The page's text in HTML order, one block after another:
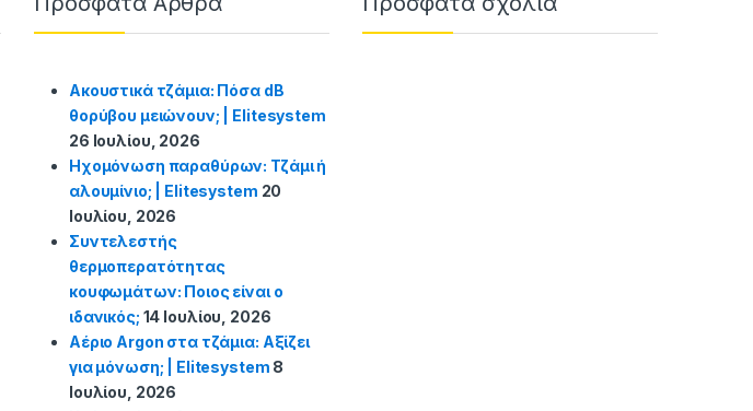
Ακουστικά τζάμια: Πόσα dB
θορύβου μειώνουν; | Elitesystem
26 Ιουλίου, 2026
Ηχομόνωση παραθύρων: Τζάμι ή
αλουμίνιο; | Elitesystem 20
Ιουλίου, 2026
Συντελεστής
θερμοπερατότητας
κουφωμάτων: Ποιος είναι ο
ιδανικός; 14 Ιουλίου, 2026
Αέριο Argon στα τζάμια: Αξίζει
για μόνωση; | Elitesystem 8
Ιουλίου, 2026